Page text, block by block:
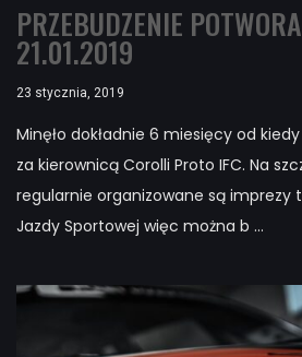
PRZEBUDZENIE
21.01.2019
23 stycznia, 2019
Minęło dokładnie 6 miesięcy od
za kierownicą Corolli Proto IFC. Na
regularnie organizowane są imprezy
Jazdy Sportowej więc można b ...